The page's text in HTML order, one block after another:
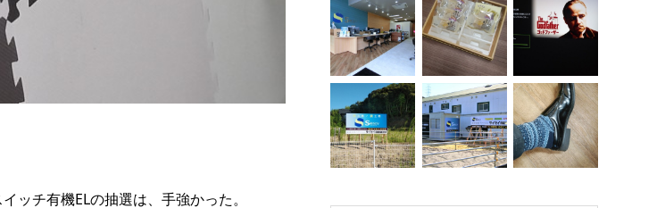
ッチ有機ELの抽選は、手強かった。